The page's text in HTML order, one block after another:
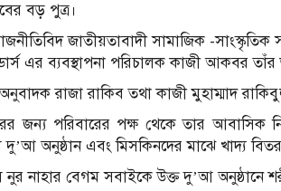
বড় পুত্র।
জাতীয়তাবাদী সামাজিক -সাংস্কৃতিক
এর ব্যবস্থাপনা পরিচালক কাজী আকবর তাঁর
রাজা রাকিব তথা কাজী মুহাম্মাদ
জন্য পরিবারের পক্ষ থেকে তার
অনুষ্ঠান এবং মিসকিনদের মাঝে খাদ্য
নুর নাহার বেগম সবাইকে উক্ত দু’আ অনুষ্ঠানে